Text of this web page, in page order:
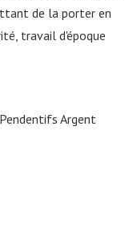
de la porter en
travail d'époque
Pendentifs Argent